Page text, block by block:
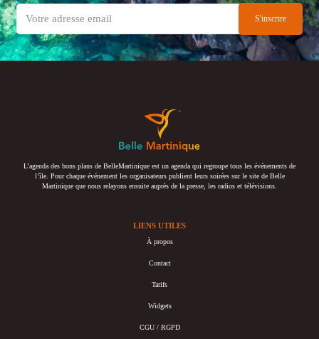
L’agenda des bons plans de BelleMartinique est un agenda qui regroupe tous les événements de
l’île. Pour chaque événement les organisateurs publient leurs soirées sur le site de Belle
Martinique que nous relayons ensuite auprès de la presse, les radios et télévisions.
LIENS UTILES
À propos
Contact
Tarifs
Widgets
CGU / RGPD